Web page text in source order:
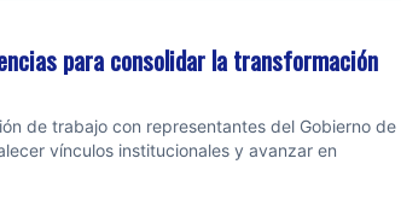
para consolidar la transformación
de trabajo con representantes del Gobierno de
vínculos institucionales y avanzar en